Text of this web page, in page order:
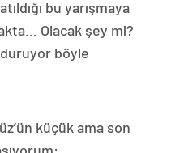
bu yarışmaya
Olacak şey mi?
böyle
küçük ama son